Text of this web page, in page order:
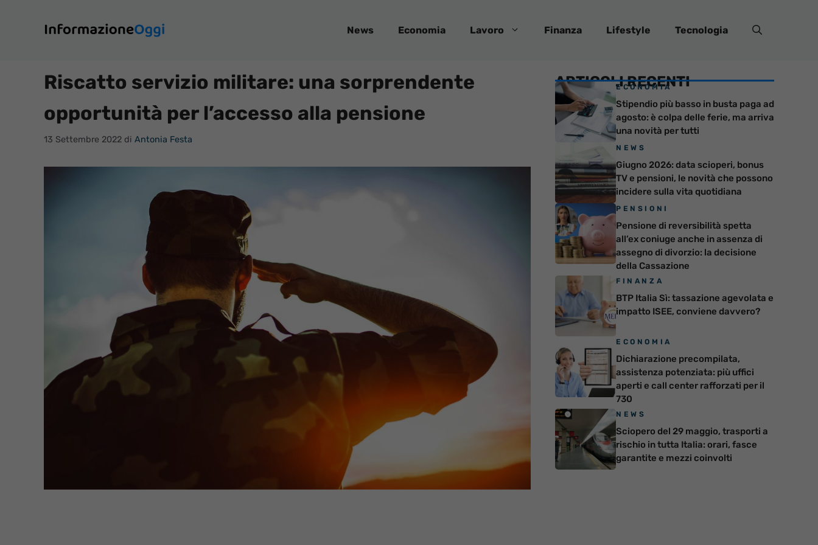
contenuto
News Economia Lavoro Finanza Lifestyle Tecnologia
Riscatto servizio militare: una sorprendente
opportunità per l’accesso alla pensione
13 Settembre 2022 di Antonia Festa
ARTICOLI RECENTI
ECONOMIA
Stipendio più basso in busta paga ad
agosto: è colpa delle ferie, ma arriva
una novità per tutti
NEWS
Giugno 2026: data scioperi, bonus
TV e pensioni, le novità che possono
incidere sulla vita quotidiana
PENSIONI
Pensione di reversibilità spetta
all’ex coniuge anche in assenza di
assegno di divorzio: la decisione
della Cassazione
FINANZA
BTP Italia Sì: tassazione agevolata e
impatto ISEE, conviene davvero?
ECONOMIA
Dichiarazione precompilata,
assistenza potenziata: più uffici
aperti e call center rafforzati per il
730
NEWS
Sciopero del 29 maggio, trasporti a
rischio in tutta Italia: orari, fasce
garantite e mezzi coinvolti